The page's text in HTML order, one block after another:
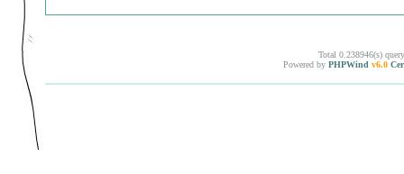
Total 0.238946(s)
Powered by PHPWind v6.0